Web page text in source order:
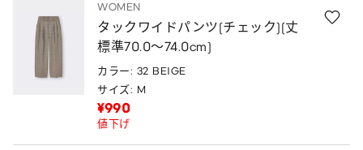
WOMEN
タックワイドパンツ(チェック)(丈
標準70.0～74.0cm)
カラー: 32 BEIGE
サイズ: M
¥990
値下げ